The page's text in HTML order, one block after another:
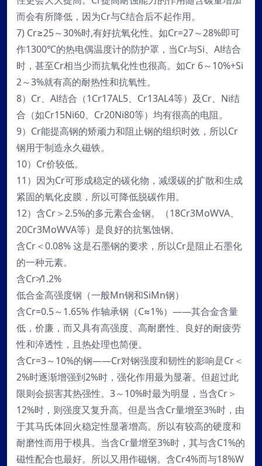
而会有所降低，因为Cr与C结合后不起作用。
7) Cr≥25～30%时,有好抗氧化性。如Cr=27～28%即可
作1300℃的热电偶温度计的防护罩，当Cr与Si、Al结合
时，甚至Cr相当少而抗氧化性也很高。如Cr 6～10%+Si
2～3%就有高的耐热性和抗氧性。
8）Cr、Al结合（1Cr17AL5、Cr13AL4等）及Cr、Ni结
合（如Cr15Ni60、Cr20Ni80等）均有很高的电阻。
9）Cr能提高钢的矫顽力和阻止钢的组织时效，所以Cr
钢用于制造永久磁铁。
10）Cr价较低。
11）因为Cr可形成稳定的碳化物，减缓碳的扩散和生成
紧固的氧化皮膜，所以可降低脱碳作用。
12）含Cr＞2.5%的多元素合金钢。（18Cr3MoWVA、
20Cr3MoWVA等）是良好的抗氢蚀钢。
含Cr＜0.08% 这是石墨钢的要求，所以Cr是阻止石墨化
的一种元素。
含Cr≯1.2%
低合金高强度钢（一般Mn钢和SiMn钢）
含Cr=0.5～1.65% 作轴承钢（C≈1%）——其合金含量
低，价廉，而又具有高强度、高耐磨性、良好的耐疲劳
性和淬透性，且热处理也简便。
含Cr=3～10%的钢——Cr对钢强度和韧性的影响是Cr＜
2%时逐渐增强到2%时，强化作用最为显著。但超过此
限则会损害其热强性。3～10%时最为明显，当含Cr＞
12%时，则强度又复升高。但是当含Cr量增至3%时，由
于其马氏体回火稳定性显著增高。所以有较高的硬度和
耐磨性而用于模具。当含Cr量增至3%时，其与含C1%的
磁性配合也最好。所以又用作磁钢。含Cr4%而与18%W